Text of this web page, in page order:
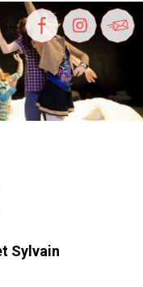
Sylvain